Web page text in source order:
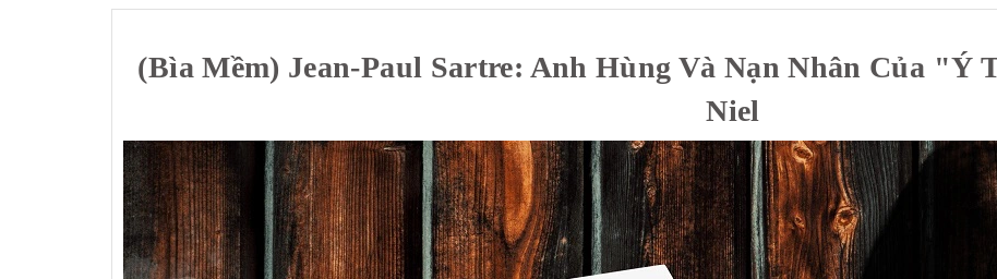
(Bìa Mềm) Jean-Paul Sartre: Anh Hùng Và Nạn Nhân Của "Ý
Niel